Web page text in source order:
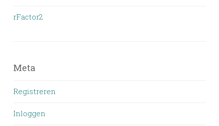
rFactor2
Meta
Registreren
Inloggen